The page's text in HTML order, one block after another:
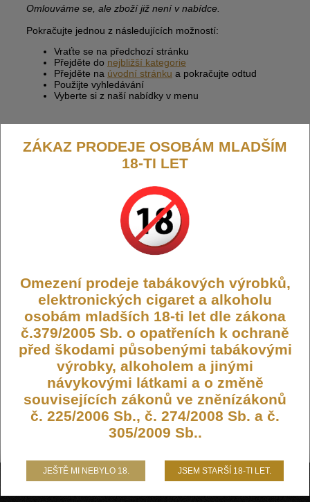
Omlouváme se, ale zboží již není v nabídce.
Pokračujte jednou z následujících možností:
Vraťte se na předchozí stránku
Přejděte do nejbližší kategorie
Přejděte na úvodní stránku a pokračujte odtud
Použijte vyhledávání
Vyberte si z naší nabídky v menu
ZÁKAZ PRODEJE OSOBÁM MLADŠÍM
18-TI LET
Omezení prodeje tabákových výrobků,
elektronických cigaret a alkoholu
osobám mladších 18-ti let dle zákona
č.379/2005 Sb. o opatřeních k ochraně
před škodami působenými tabákovými
výrobky, alkoholem a jinými
návykovými látkami a o změně
souvisejících zákonů ve zněnízákonů
č. 225/2006 Sb., č. 274/2008 Sb. a č.
305/2009 Sb..
JEŠTĚ MI NEBYLO 18. JSEM STARŠÍ 18-TI LET.